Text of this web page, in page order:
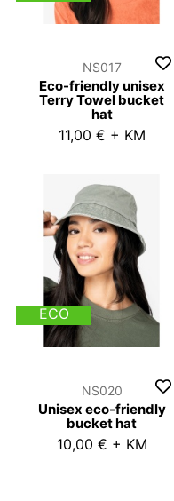
NS017
Eco-friendly unisex
Terry Towel bucket
hat
11,00 € + KM
ECO
NS020
Unisex eco-friendly
bucket hat
10,00 € + KM